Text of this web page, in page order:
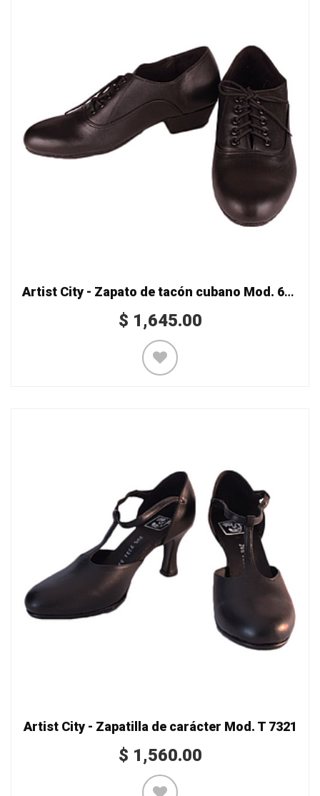
Artist City - Zapato de tacón cubano Mod. 6521-04
$ 1,645.00
Artist City - Zapatilla de carácter Mod. T 7321
$ 1,560.00